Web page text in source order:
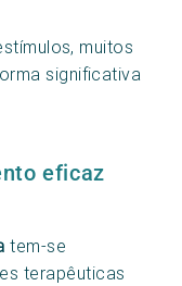
muitos
significativa
eficaz
tem-se
terapêuticas